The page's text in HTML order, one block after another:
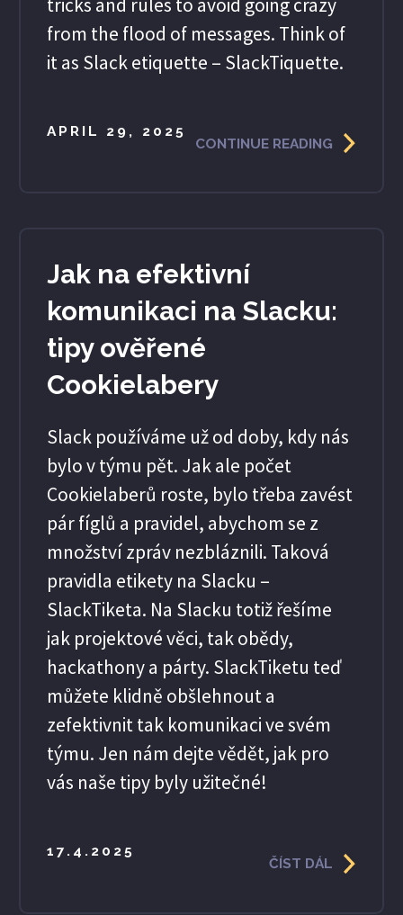
from the flood of messages. Think of
it as Slack etiquette – SlackTiquette.
APRIL 29, 2025
CONTINUE READING
Jak na efektivní
komunikaci na Slacku:
tipy ověřené
Cookielabery
Slack používáme už od doby, kdy nás
bylo v týmu pět. Jak ale počet
Cookielaberů roste, bylo třeba zavést
pár fíglů a pravidel, abychom se z
množství zpráv nezbláznili. Taková
pravidla etikety na Slacku –
SlackTiketa. Na Slacku totiž řešíme
jak projektové věci, tak obědy,
hackathony a párty. SlackTiketu teď
můžete klidně obšlehnout a
zefektivnit tak komunikaci ve svém
týmu. Jen nám dejte vědět, jak pro
vás naše tipy byly užitečné!
17.4.2025
ČÍST DÁL